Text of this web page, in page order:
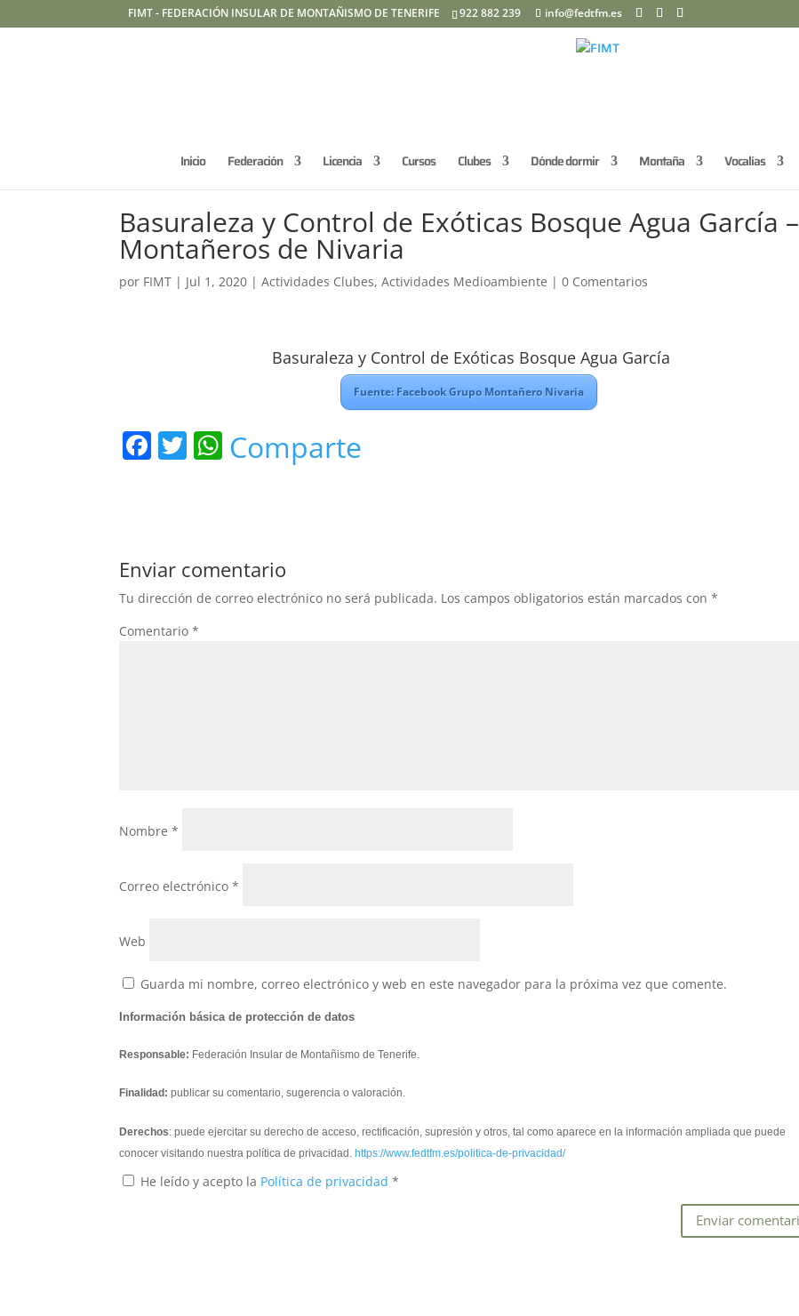
FIMT - FEDERACIÓN INSULAR DE MONTAÑISMO DE TENERIFE 922 882 239 info@fedtfm.es
Inicio Federación Licencia Cursos Clubes Dónde dormir Montaña Vocalías
Basuraleza y Control de Exóticas Bosque Agua García –
Montañeros de Nivaria
por FIMT | Jul 1, 2020 |Actividades Clubes,Actividades Medioambiente |0 Comentarios
Basuraleza y Control de Exóticas Bosque Agua García
Fuente: Facebook Grupo Montañero Nivaria
F
b
o
o
k
T W
A
p
p
Comparte
Enviar comentario
Tu dirección de correo electrónico no será publicada. Los campos obligatorios están marcados con*
Comentario*
Nombre*
Correo electrónico*
Web
Guarda mi nombre, correo electrónico y web en este navegador para la próxima vez que comente.
Información básica de protección de datos
Responsable: Federación Insular de Montañismo de Tenerife.
Finalidad: publicar su comentario, sugerencia o valoración.
Derechos: puede ejercitar su derecho de acceso, rectificación, supresión y otros, tal como aparece en la información ampliada que puede
conocer visitando nuestra política de privacidad.https://www.fedtfm.es/politica-de-privacidad/
He leído y acepto la Política de privacidad*